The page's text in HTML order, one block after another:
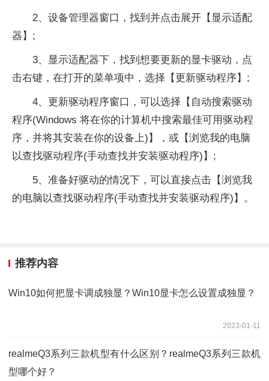
2、设备管理器窗口，找到并点击展开【显示适配
器】;
3、显示适配器下，找到想要更新的显卡驱动，点
击右键，在打开的菜单项中，选择【更新驱动程序】;
4、更新驱动程序窗口，可以选择【自动搜索驱动
程序(Windows 将在你的计算机中搜索最佳可用驱动程
序，并将其安装在你的设备上)】，或【浏览我的电脑
以查找驱动程序(手动查找并安装驱动程序)】;
5、准备好驱动的情况下，可以直接点击【浏览我
的电脑以查找驱动程序(手动查找并安装驱动程序)】。
推荐内容
Win10如何把显卡调成独显？Win10显卡怎么设置成独显？
2023-01-11
realmeQ3系列三款机型有什么区别？realmeQ3系列三款机
型哪个好？